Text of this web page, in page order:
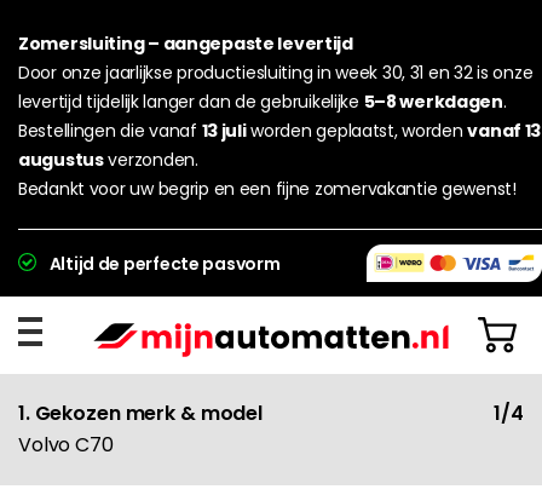
Zomersluiting – aangepaste levertijd
Door onze jaarlijkse productiesluiting in week 30, 31 en 32 is onze
levertijd tijdelijk langer dan de gebruikelijke 5–8 werkdagen.
Bestellingen die vanaf 13 juliworden geplaatst, wordenvanaf 13
augustusverzonden.
Bedankt voor uw begrip en een fijne zomervakantie gewenst!
Altijd de perfecte pasvorm
1. Gekozen merk & model
Volvo C70
1/4